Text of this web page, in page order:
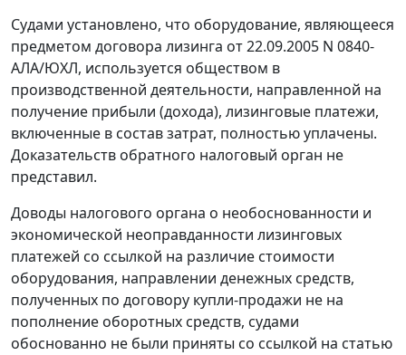
Судами установлено, что оборудование, являющееся
предметом договора лизинга от 22.09.2005 N 0840-
АЛА/ЮХЛ, используется обществом в
производственной деятельности, направленной на
получение прибыли (дохода), лизинговые платежи,
включенные в состав затрат, полностью уплачены.
Доказательств обратного налоговый орган не
представил.
Доводы налогового органа о необоснованности и
экономической неоправданности лизинговых
платежей со ссылкой на различие стоимости
оборудования, направлении денежных средств,
полученных по договору купли-продажи не на
пополнение оборотных средств, судами
обоснованно не были приняты со ссылкой на статью